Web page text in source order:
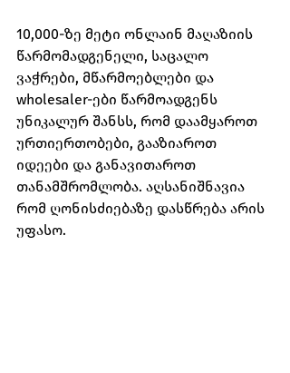
10,000-ზე მეტი ონლაინ მაღაზიის
წარმომადგენელი, საცალო
ვაჭრები, მწარმოებლები და
wholesaler-ები წარმოადგენს
უნიკალურ შანსს, რომ დაამყაროთ
ურთიერთობები, გააზიაროთ
იდეები და განავითაროთ
თანამშრომლობა. აღსანიშნავია
რომ ღონისძიებაზე დასწრება არის
უფასო.